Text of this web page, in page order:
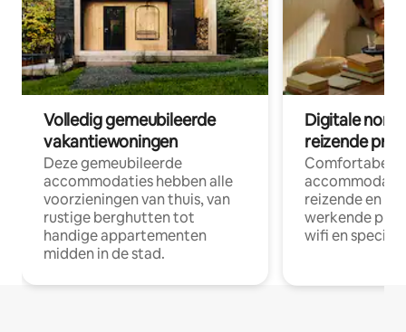
Volledig gemeubileerde
vakantiewoningen
Deze gemeubileerde
accommodaties hebben alle
voorzieningen van thuis, van
rustige berghutten tot
handige appartementen
midden in de stad.
Digitale
reizende
Comfortabele
reizende en
werkende
wifi en